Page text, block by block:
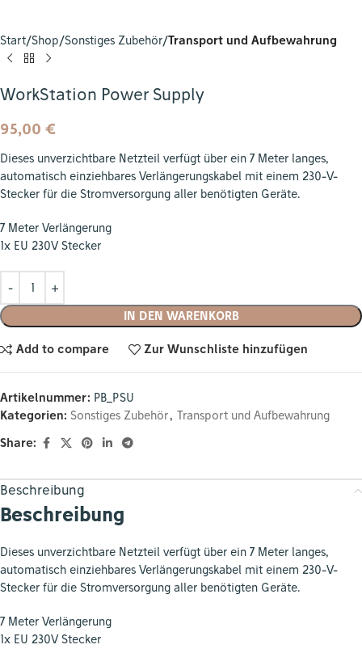
Start Shop Sonstiges Zubehör Transport und Aufbewahrung
WorkStation Power Supply
95,00 €
Dieses unverzichtbare Netzteil verfügt über ein 7 Meter langes,
automatisch einziehbares Verlängerungskabel mit einem 230-V-
Stecker für die Stromversorgung aller benötigten Geräte.
7 Meter Verlängerung
1x EU 230V Stecker
IN DEN WARENKORB
Add to compare Zur Wunschliste hinzufügen
Artikelnummer: PB_PSU
Kategorien: Sonstiges Zubehör, Transport und Aufbewahrung
Share:
Beschreibung
Beschreibung
Dieses unverzichtbare Netzteil verfügt über ein 7 Meter langes,
automatisch einziehbares Verlängerungskabel mit einem 230-V-
Stecker für die Stromversorgung aller benötigten Geräte.
7 Meter Verlängerung
1x EU 230V Stecker